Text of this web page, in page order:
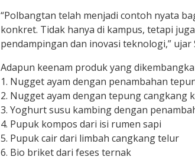
“Polbangtan telah menjadi contoh nyata
konkret. Tidak hanya di kampus, tetapi
pendampingan dan inovasi teknologi,” ujar
Adapun keenam produk yang
1. Nugget ayam dengan penambahan
2. Nugget ayam dengan tepung cangkang
3. Yoghurt susu kambing dengan
4. Pupuk kompos dari isi rumen sapi
5. Pupuk cair dari limbah cangkang telur
6. Bio briket dari feses ternak